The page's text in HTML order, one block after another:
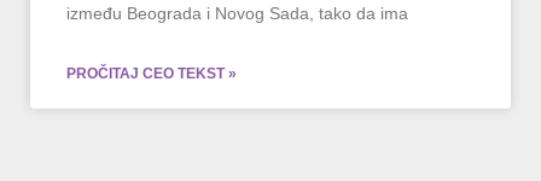
između Beograda i Novog Sada, tako da ima
PROČITAJ CEO TEKST »